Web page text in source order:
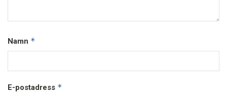
Namn *
E-postadress *